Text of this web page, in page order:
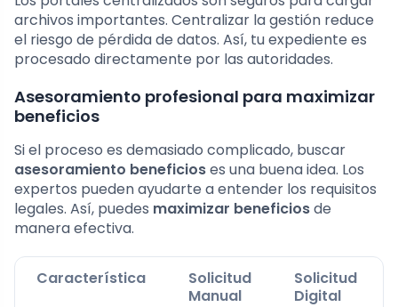
archivos importantes. Centralizar la gestión reduce
el riesgo de pérdida de datos. Así, tu expediente es
procesado directamente por las autoridades.
Asesoramiento profesional para maximizar
beneficios
Si el proceso es demasiado complicado, buscar
asesoramiento beneficioses una buena idea. Los
expertos pueden ayudarte a entender los requisitos
legales. Así, puedes maximizar beneficiosde
manera efectiva.
Característica
Solicitud
Manual
Solicitud
Digital